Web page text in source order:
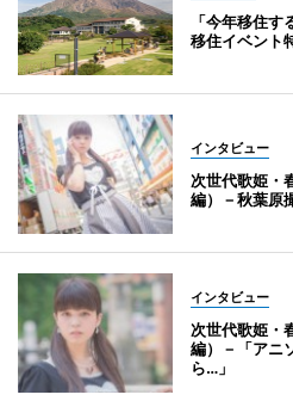
「今年移住
移住イベント
インタビュー
次世代歌姫・
編）－秋葉原
インタビュー
次世代歌姫・
編）－「アニ
ら…」